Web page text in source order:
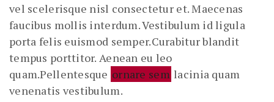
vel scelerisque nisl consectetur et. Maecenas
faucibus mollis interdum. Vestibulum id ligula
porta felis euismod semper.Curabitur blandit
tempus porttitor. Aenean eu leo
quam.Pellentesque ornare sem lacinia quam
venenatis vestibulum.